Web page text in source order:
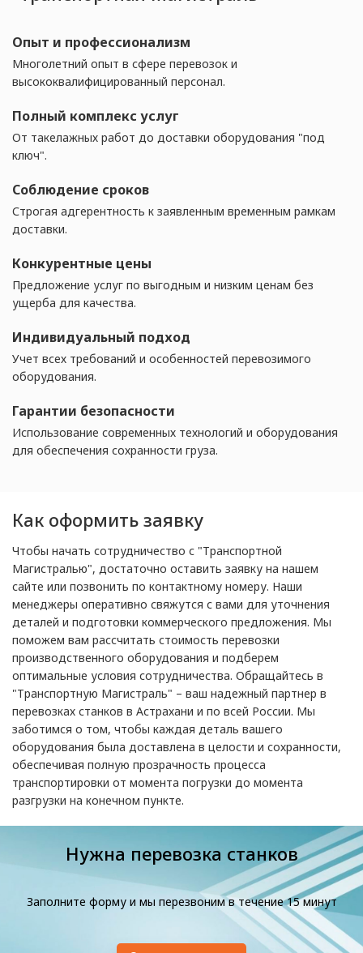
Опыт и профессионализм
Многолетний опыт в сфере перевозок и
высококвалифицированный персонал.
Полный комплекс услуг
От такелажных работ до доставки оборудования "под
ключ".
Соблюдение сроков
Строгая адгерентность к заявленным временным рамкам
доставки.
Конкурентные цены
Предложение услуг по выгодным и низким ценам без
ущерба для качества.
Индивидуальный подход
Учет всех требований и особенностей перевозимого
оборудования.
Гарантии безопасности
Использование современных технологий и оборудования
для обеспечения сохранности груза.
Как оформить заявку
Чтобы начать сотрудничество с "Транспортной
Магистралью", достаточно оставить заявку на нашем
сайте или позвонить по контактному номеру. Наши
менеджеры оперативно свяжутся с вами для уточнения
деталей и подготовки коммерческого предложения. Мы
поможем вам рассчитать стоимость перевозки
производственного оборудования и подберем
оптимальные условия сотрудничества. Обращайтесь в
"Транспортную Магистраль" – ваш надежный партнер в
перевозках станков в Астрахани и по всей России. Мы
заботимся о том, чтобы каждая деталь вашего
оборудования была доставлена в целости и сохранности,
обеспечивая полную прозрачность процесса
транспортировки от момента погрузки до момента
разгрузки на конечном пункте.
Нужна перевозка станков
Заполните форму и мы перезвоним в течение 15 минут